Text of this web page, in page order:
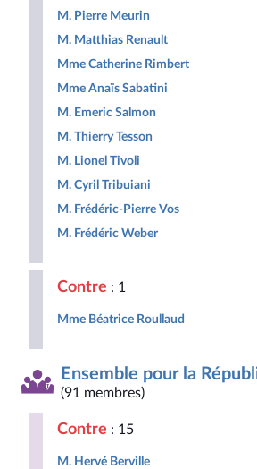
M. Pierre Meurin
M. Matthias Renault
Mme Catherine Rimbert
Mme Anaïs Sabatini
M. Emeric Salmon
M. Thierry Tesson
M. Lionel Tivoli
M. Cyril Tribuiani
M. Frédéric-Pierre Vos
M. Frédéric Weber
Contre : 1
Mme Béatrice Roullaud
Ensemble pour la
(91 membres)
Contre : 15
M. Hervé Berville